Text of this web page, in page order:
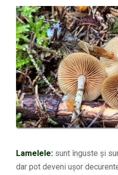
Lamelele: sunt înguste și
dar pot deveni ușor